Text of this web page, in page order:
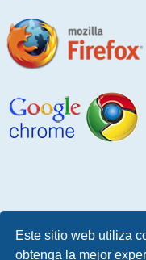
Este sitio web utiliza
obtenga la mejor